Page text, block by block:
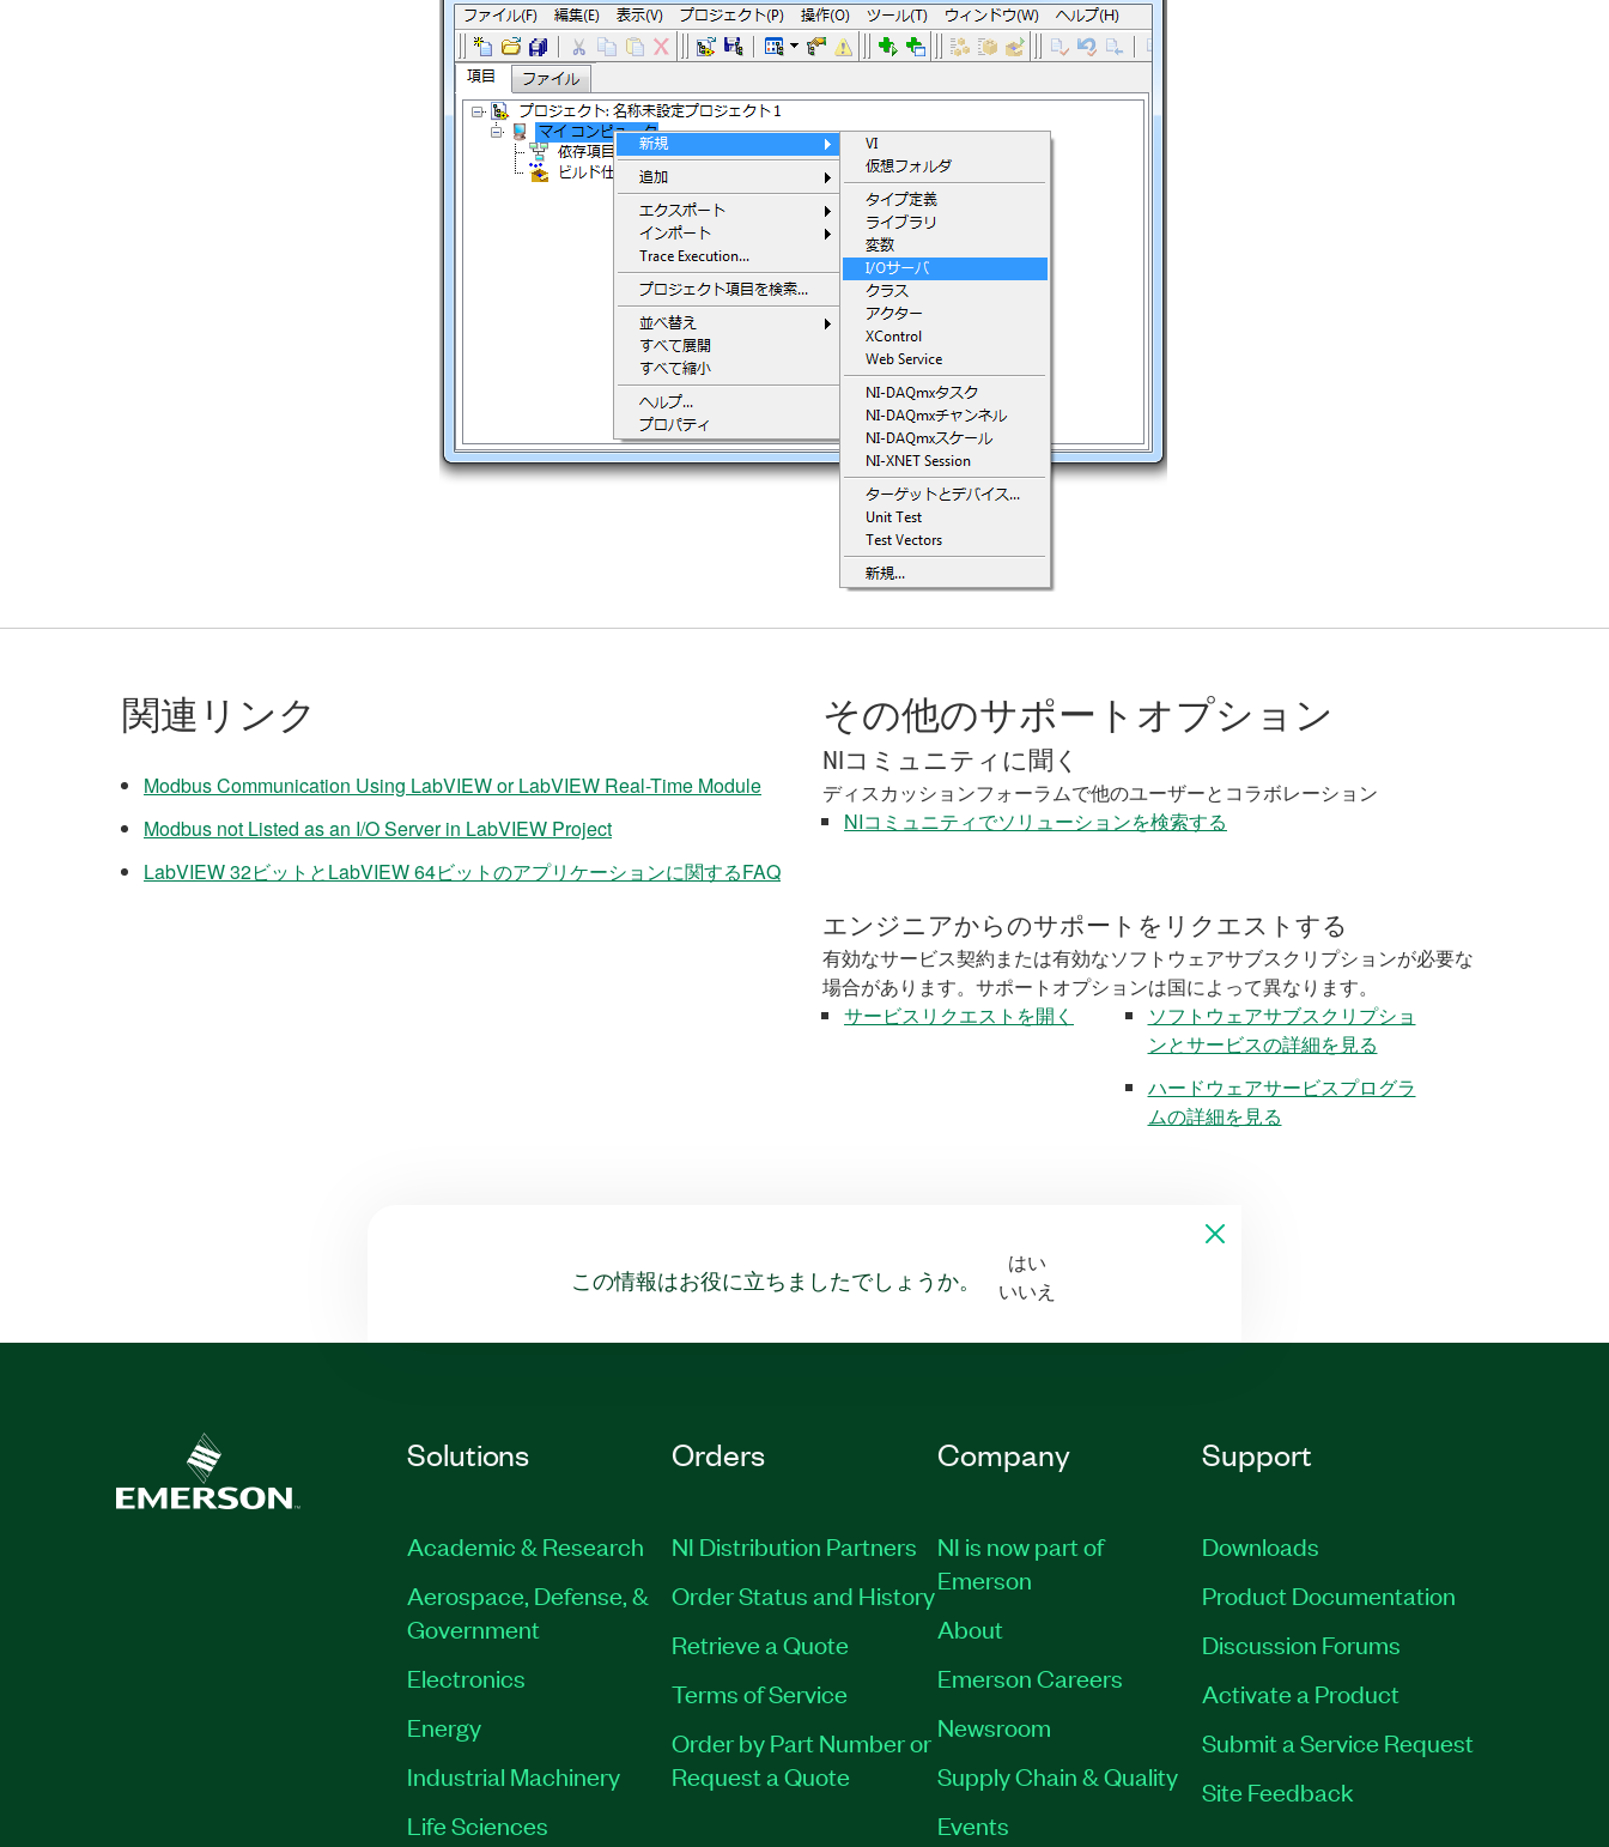
関連リンク
Modbus Communication Using LabVIEW or LabVIEW Real-Time Module
Modbus not Listed as an I/O Server in LabVIEW Project
LabVIEW 32ビットとLabVIEW 64ビットのアプリケーションに関するFAQ
その他のサポートオプション
NIコミュニティに聞く
ディスカッションフォーラムで他のユーザーとコラボレーション
NIコミュニティでソリューションを検索する
エンジニアからのサポートをリクエストする
有効なサービス契約または有効なソフトウェアサブスクリプションが必要な
場合があります。サポートオプションは国によって異なります。
サービスリクエストを開く
ソフトウェアサブスクリプショ
ンとサービスの詳細を見る
ハードウェアサービスプログラ
ムの詳細を見る
この情報はお役に立ちましたでしょうか。
はい
いいえ
Solutions
Academic & Research
Aerospace, Defense, &
Government
Electronics
Energy
Industrial Machinery
Life Sciences
Orders
NI Distribution Partners
Order Status and History
Retrieve a Quote
Terms of Service
Order by Part Number or
Request a Quote
Company
NI is now part of
Emerson
About
Emerson Careers
Newsroom
Supply Chain & Quality
Events
Support
Downloads
Product Documentation
Discussion Forums
Activate a Product
Submit a Service Request
Site Feedback